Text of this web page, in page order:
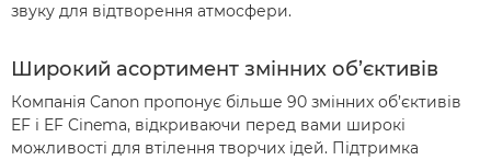
звуку для відтворення атмосфери.
Широкий асортимент змінних об’єктивів
Компанія Canon пропонує більше 90 змінних об’єктивів
EF і EF Cinema, відкриваючи перед вами широкі
можливості для втілення творчих ідей. Підтримка